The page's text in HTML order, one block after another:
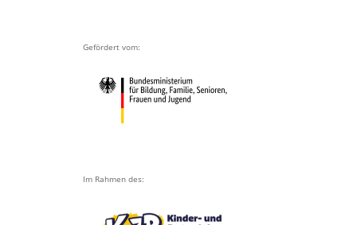
Gefördert vom:
Im Rahmen des: